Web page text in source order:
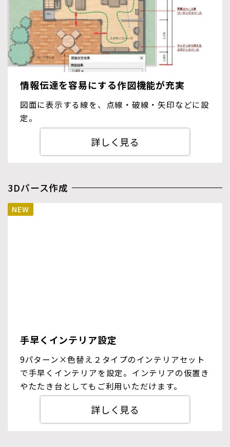
情報伝達を容易にする作図機能が充実
図面に表示する線を、点線・破線・矢印などに設
定。
詳しく見る
3Dパース作成
手早くインテリア設定
9パターン×色替え２タイプのインテリアセット
で手早くインテリアを設定。インテリアの仮置き
やたたき台としてもご利用いただけます。
詳しく見る